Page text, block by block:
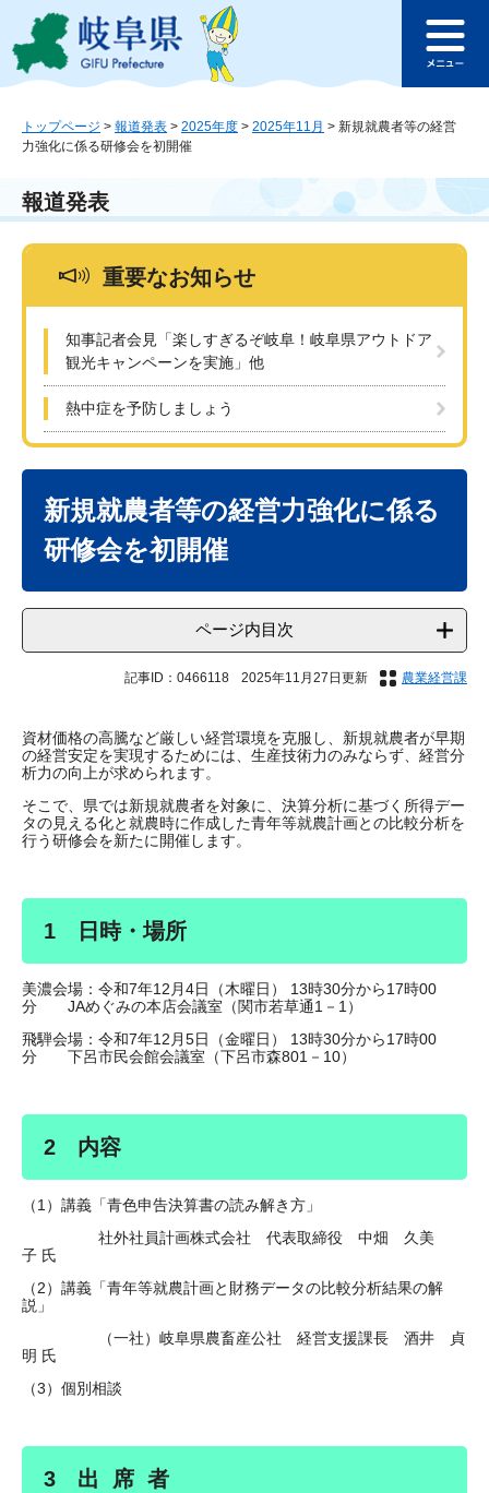
ジ
ュ
本
このページの本文へ
ュ
トップページ > 報道発表 > 2025年度 > 2025年11月 > 新規就農者等の経営
力強化に係る研修会を初開催
報道発表
重要なお知らせ
知事記者会見「楽しすぎるぞ岐阜！岐阜県アウトドア
観光キャンペーンを実施」他
熱中症を予防しましょう
新規就農者等の経営力強化に係る
研修会を初開催
ページ内目次
記事ID：0466118 2025年11月27日更新 農業経営課
資材価格の高騰など厳しい経営環境を克服し、新規就農者が早期
の経営安定を実現するためには、生産技術力のみならず、経営分
析力の向上が求められます。
そこで、県では新規就農者を対象に、決算分析に基づく所得デー
タの見える化と就農時に作成した青年等就農計画との比較分析を
行う研修会を新たに開催します。
1 日時・場所
美濃会場：令和7年12月4日（木曜日） 13時30分から17時00
分 JAめぐみの本店会議室（関市若草通1－1）
飛騨会場：令和7年12月5日（金曜日） 13時30分から17時00
分 下呂市民会館会議室（下呂市森801－10）
2 内容
（1）講義「青色申告決算書の読み解き方」
社外社員計画株式会社 代表取締役 中畑 久美
子 氏
（2）講義「青年等就農計画と財務データの比較分析結果の解
説」
（一社）岐阜県農畜産公社 経営支援課長 酒井 貞
明 氏
（3）個別相談
3 出 席 者